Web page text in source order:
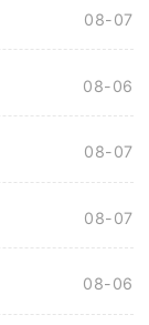
08-07
08-06
08-07
08-07
08-06